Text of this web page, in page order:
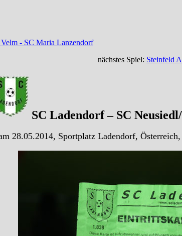
- SC Maria Lanzendorf
nächstes Spiel: Steinfeld
SC Ladendorf – SC
28.05.2014, Sportplatz Ladendorf,